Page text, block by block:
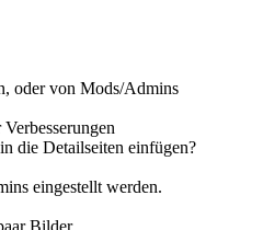
oder von Mods/Admins
die Detailseiten einfügen?
eingestellt werden.
Bilder.